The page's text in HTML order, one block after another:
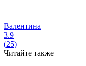
Валентина
3.9
(25)
Читайте также